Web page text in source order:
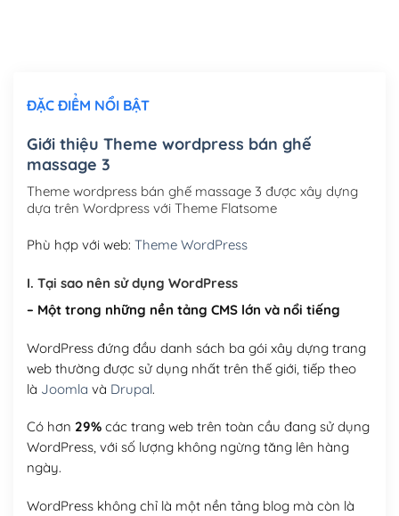
Mua thêm Host + Tên miền
Tên miền quốc tế .com .net .org (1 năm)
(+300,000₫)
Tên miền Việt Nam .vn (1 năm)
Hosting 2GB SSD (1 năm)(+450,000₫)
Hosting 3GB SSD (1 năm)(+550,000₫)
Hosting 5GB SSD (1 năm)
Hosting 8GB SSD (1 năm) (+950,000₫)
ĐẶC ĐIỂM NỔI BẬT
Giới thiệu Theme wordpress bán ghế
massage 3
Theme wordpress bán ghế massage 3 được xây dựng
dựa trên Wordpress với Theme Flatsome
Phù hợp với web: Theme WordPress
I. Tại sao nên sử dụng WordPress
– Một trong những nền tảng CMS lớn và nổi tiếng
WordPress đứng đầu danh sách ba gói xây dựng trang
web thường được sử dụng nhất trên thế giới, tiếp theo
là Joomla và Drupal.
Có hơn 29%các trang web trên toàn cầu đang sử dụng
WordPress, với số lượng không ngừng tăng lên hàng
ngày.
WordPress không chỉ là một nền tảng blog mà còn là